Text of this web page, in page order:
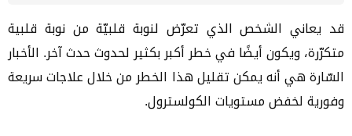
قد يعاني الشخص الذي تعرّض لنوبة قلبيّة من نوبة قلبية
متكرّرة، ويكون أيضًا في خطر أكبر بكثير لحدوث حدث آخر. الأخبار
السّارة هي أنه يمكن تقليل هذا الخطر من خلال علاجات سريعة
وفورية لخفض مستويات الكولسترول.